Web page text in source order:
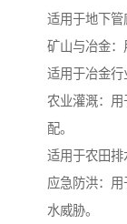
适用于地下管
矿山与冶金：
适用于冶金行
农业灌溉：
配。
适用于农田排
应急防洪：
水威胁。